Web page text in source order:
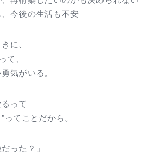
、今後の生活も不安
に、
て、
気がいる。
って
ってことだから。
だった？」